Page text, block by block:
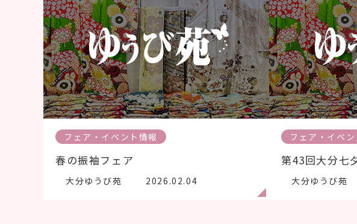
フェア・イベント情報
春の振袖フェア
大分ゆうび苑 2026.02.04
フェア・イベン
第43回大分七
大分ゆうび苑